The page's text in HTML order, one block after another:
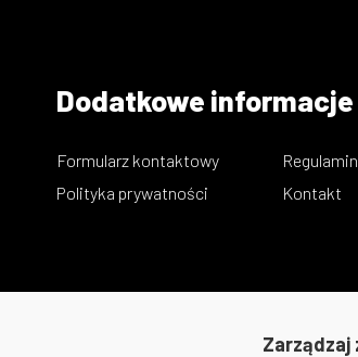
Dodatkowe informacje
Formularz kontaktowy
Polityka prywatności
Regulamin
Kontakt
Zarządzaj